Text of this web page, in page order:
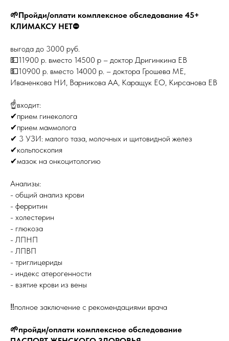
🌱Пройди/оплати комплексное обследование 45+
КЛИМАКСУ НЕТ⛔️
выгода до 3000 руб.
💵11900 р. вместо 14500 р – доктор Дригинкина ЕВ
💵10900 р. вместо 14000 р. – доктора Грошева МЕ,
Иваненкова НИ, Варникова АА, Каращук ЕО, Кирсанова ЕВ
☝️входит:
✔прием гинеколога
✔прием маммолога
✔ 3 УЗИ: малого таза, молочных и щитовидной желез
✔кольпоскопия
✔мазок на онкоцитологию
Анализы:
- общий анализ крови
- ферритин
- холестерин
- глюкоза
- ЛПНП
- ЛПВП
- триглицериды
- индекс атерогенности
- взятие крови из вены
‼️полное заключение с рекомендациями врача
🌱пройди/оплати комплексное обследование